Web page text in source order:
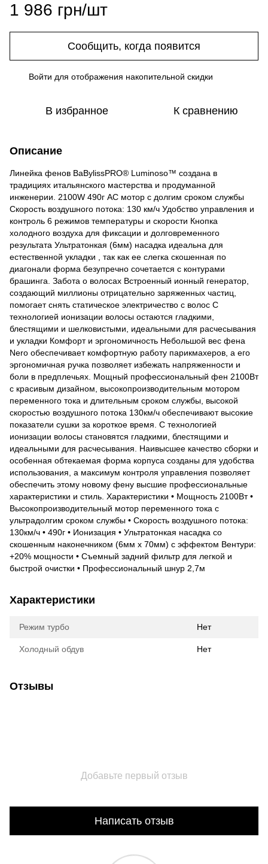
1 986 грн/шт
Сообщить, когда появится
Войти для отображения накопительной скидки
В избранное К сравнению
Описание
Линейка фенов BaBylissPRO® Luminoso™ создана в
традициях итальянского мастерства и продуманной
инженерии. 2100W 490г АС мотор с долгим сроком службы
Скорость воздушного потока: 130 км/ч Удобство управления и
контроль 6 режимов температуры и скорости Кнопка
холодного воздуха для фиксации и долговременного
результата Ультратонкая (6мм) насадка идеальна для
естественной укладки , так как ее слегка скошенная по
диагонали форма безупречно сочетается с контурами
брашинга. Забота о волосах Встроенный ионный генератор,
создающий миллионы отрицательно заряженных частиц,
помогает снять статическое электричество с волос С
технологией ионизации волосы остаются гладкими,
блестящими и шелковистыми, идеальными для расчесывания
и укладки Комфорт и эргономичность Небольшой вес фена
Nero обеспечивает комфортную работу парикмахеров, а его
эргономичная ручка позволяет избежать напряженности и
боли в предплечьях. Мощный профессиональный фен 2100Вт
с красивым дизайном, высокопроизводительным мотором
переменного тока и длительным сроком службы, высокой
скоростью воздушного потока 130км/ч обеспечивают высокие
показатели сушки за короткое время. С технологией
ионизации волосы становятся гладкими, блестящими и
идеальными для расчесывания. Наивысшее качество сборки и
особенная обтекаемая форма корпуса созданы для удобства
использования, а максимум контроля управления позволяет
обеспечить этому новому фену высшие профессиональные
характеристики и стиль. Характеристики • Мощность 2100Вт •
Выcокопроизводительный мотор переменного тока с
ультрадолгим сроком службы • Скорость воздушного потока:
130км/ч • 490г • Ионизация • Ультратонкая насадка со
скошенным наконечником (6мм x 70мм) с эффектом Вентури:
+20% мощности • Съемный задний фильтр для легкой и
быстрой очистки • Профессиональный шнур 2,7м
Характеристики
Режим турбо Нет
Холодный обдув Нет
Отзывы
Добавьте первый отзыв
Написать отзыв